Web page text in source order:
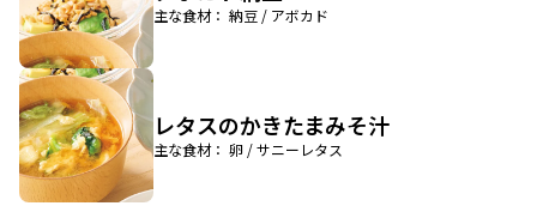
主な食材： 納豆 / アボカド
レタスのかきたまみそ汁
主な食材： 卵 / サニーレタス